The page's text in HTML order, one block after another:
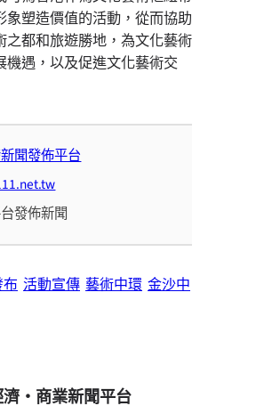
象塑造價值的活動，從而協助
之都和旅遊勝地，為文化藝術
機遇，以及促進文化藝術交
聞發佈平台
發佈新聞
活動宣傳 藝術中環 金沙中
・商業新聞平台